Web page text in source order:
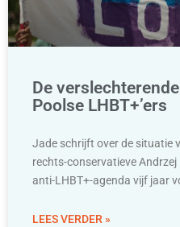
De
Poolse LHBT+’ers
Jade schrijft over de situatie
rechts-conservatieve
anti-LHBT+-agenda vijf jaar
LEES VERDER »